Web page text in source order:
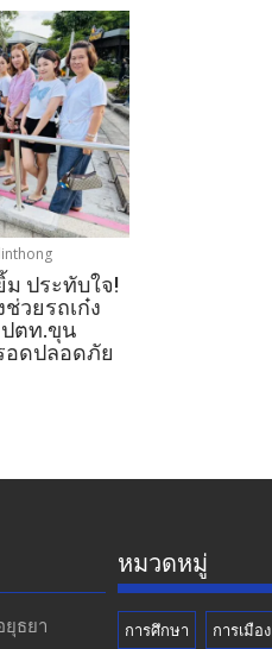
ประทับใจ!
วยรถเก๋ง
ปตท.ขุน
อดปลอดภัย
ยุธยา​
หมวดหมู่
การศึกษา การเมือง